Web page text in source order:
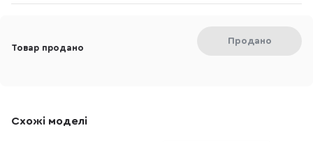
Товар продано
Продано
Схожі моделі